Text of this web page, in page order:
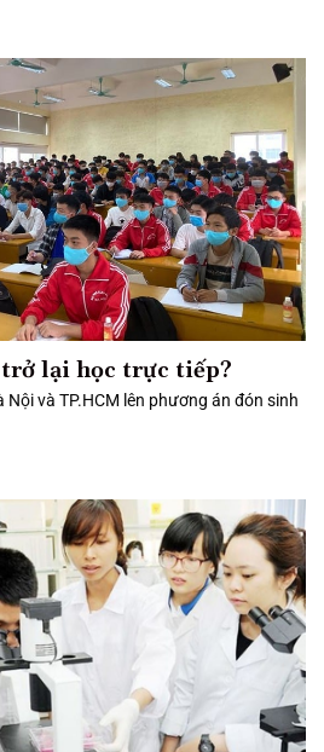
lại học trực tiếp?
và TP.HCM lên phương án đón sinh